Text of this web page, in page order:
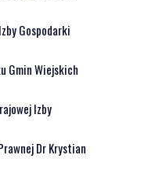
Gospodarki
Gmin Wiejskich
Izby
Dr Krystian